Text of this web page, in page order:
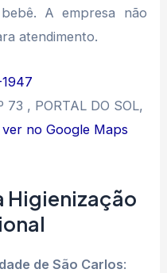
A empresa não
atendimento.
1947
73 , PORTAL DO SOL,
ver no Google Maps
Higienização
de São Carlos: